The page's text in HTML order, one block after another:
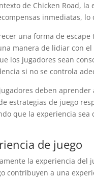
de Chicken Road, la
inmediatas,
una forma de
manera de lidiar con
los jugadores sean
si no se controla
deben
estrategias de juego
que la experiencia
de juego
la experiencia del
contribuyen a una